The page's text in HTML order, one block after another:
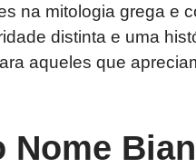
na mitologia grega e
distinta e uma
aqueles que
Nome